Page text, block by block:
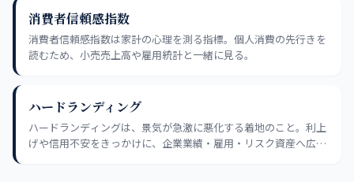
消費者信頼感指数
消費者信頼感指数は家計の心理を測る指標。個人消費の先行きを
読むため、小売売上高や雇用統計と一緒に見る。
ハードランディング
ハードランディングは、景気が急激に悪化する着地のこと。利上
げや信用不安をきっかけに、企業業績・雇用・リスク資産へ広く